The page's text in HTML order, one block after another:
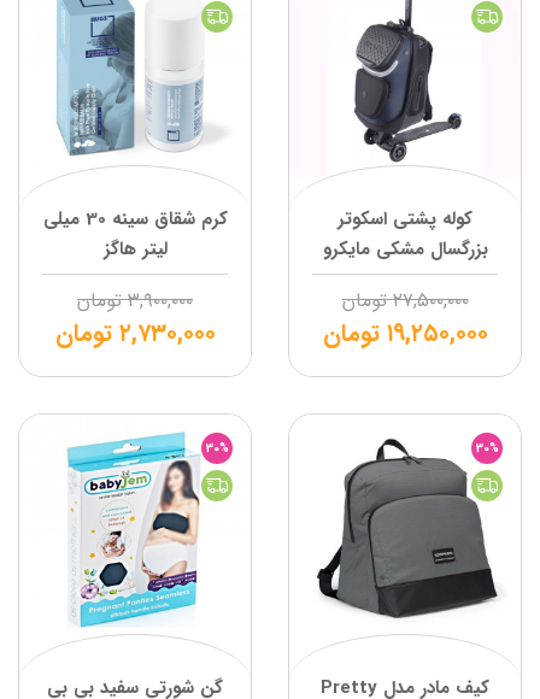
کوله پشتی اسکوتر
بزرگسال مشکی مایکرو
۲۷,۵۰۰,۰۰۰ تومان
۱۹,۲۵۰,۰۰۰ تومان
کرم شقاق سینه 30 میلی
لیتر هاگز
۳,۹۰۰,۰۰۰ تومان
۲,۷۳۰,۰۰۰ تومان
30%
کیف مادر مدل Pretty
30%
گن شورتی سفید بی بی